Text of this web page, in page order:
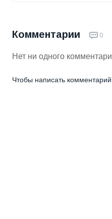
Комментарии 0
Нет ни одного
Чтобы написать